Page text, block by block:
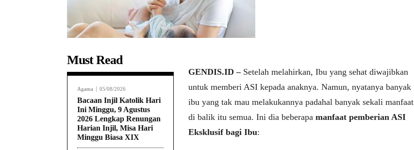
Must Read
Agama 05/08/2026
Bacaan Injil Katolik Hari
Ini Minggu, 9 Agustus
2026 Lengkap Renungan
Harian Injil, Misa Hari
Minggu Biasa XIX
GENDIS.ID –Setelah melahirkan, Ibu yang sehat diwajibkan
untuk memberi ASI kepada anaknya. Namun, nyatanya banyak
ibu yang tak mau melakukannya padahal banyak sekali manfaat
di balik itu semua. Ini dia beberapa manfaat pemberian ASI
Eksklusif bagi Ibu: